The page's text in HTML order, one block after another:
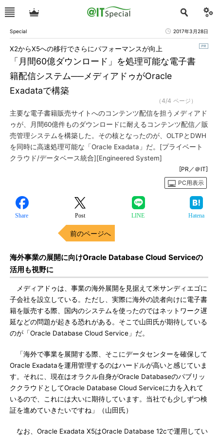
Special 2017年3月28日
「月間60億ダウンロード」を処理可能な電子書
籍配信システム──メディアドゥがOracle
Exadataで構築
X2からX5への移行でさらにパフォーマンスが向上
（4/4 ページ）
主要な電子書籍販売サイトへのコンテンツ配信を担うメディアド
ゥが、月間60億件ものダウンロードに耐えるコンテンツ配信／販
売管理システムを構築した。その核となったのが、OLTPとDWH
を同時に高速処理可能な「Oracle Exadata」だ。[プライベート
クラウド/データベース統合][Engineered System]
[PR／＠IT]
PC用表示
Share Post LINE Hatena
前のページへ
海外事業の展開に向けOracle Database Cloud Serviceの
活用も視野に
メディアドゥは、事業の海外展開を見据えて米サンディエゴに
子会社を設立している。ただし、実際に海外の読者向けに電子書
籍を販売する際、国内のシステムを使ったのではネットワーク遅
延などの問題が起きる恐れがある。そこで山田氏が期待している
のが「Oracle Database Cloud Service」だ。
「海外で事業を展開する際、そこにデータセンターを確保して
Oracle Exadataを運用管理するのはハードルが高いと感じていま
す。それに、現在はオラクル自身がOracle Databaseのパブリッ
ククラウドとしてOracle Database Cloud Serviceに力を入れて
いるので、これには大いに期待しています。当社でも少しずつ検
証を進めていきたいですね」（山田氏）
なお、Oracle Exadata X5はOracle Database 12cで運用してい